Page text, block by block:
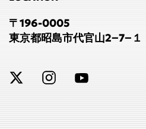
〒196-0005
東京都昭島市代官山2−7−１